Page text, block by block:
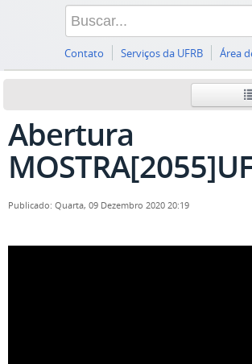
Contato Serviços da UFRB Área
Abertura
Publicado: Quarta, 09 Dezembro 2020 20:19